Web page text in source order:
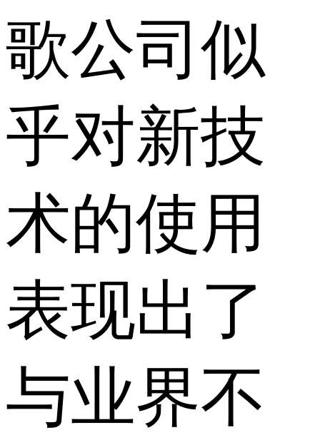
歌公司似
乎对新技
术的使用
表现出了
与业界不